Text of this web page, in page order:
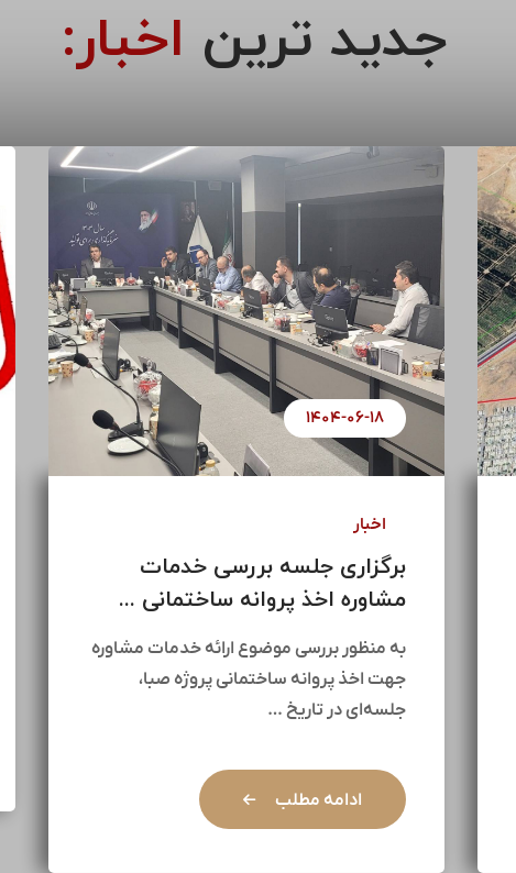
جدید ترین اخبار:
۱۴۰۴-۰۶-۱۸
اخبار
برگزاری جلسه بررسی خدمات
مشاوره اخذ پروانه ساختمانی ...
به منظور بررسی موضوع ارائه خدمات مشاوره
جهت اخذ پروانه ساختمانی پروژه صبا،
جلسه‌ای در تاریخ …
ادامه مطلب